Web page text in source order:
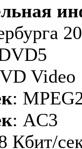
Video
:
: AC3
Кбит/